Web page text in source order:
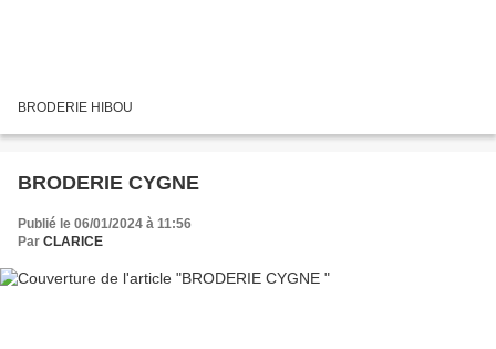
BRODERIE HIBOU
BRODERIE CYGNE
Publié le 06/01/2024 à 11:56
Par CLARICE